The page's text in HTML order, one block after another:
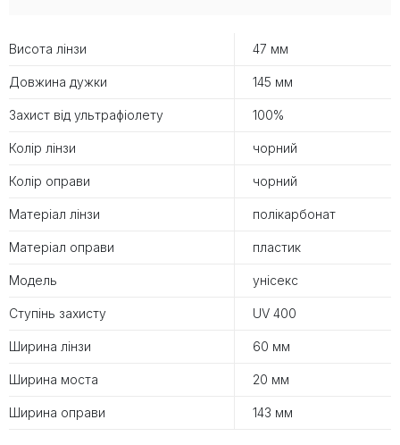
Висота лінзи 47 мм
Довжина дужки 145 мм
Захист від ультрафіолету 100%
Колір лінзи чорний
Колір оправи чорний
Матеріал лінзи полікарбонат
Матеріал оправи пластик
Модель унісекс
Ступінь захисту UV 400
Ширина лінзи 60 мм
Ширина моста 20 мм
Ширина оправи 143 мм